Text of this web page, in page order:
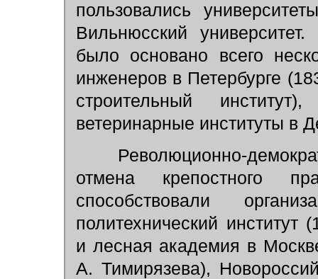
пользовались
Вильнюсский
было основано всего
инженеров в Петербурге
строительный
ветеринарные институты в
Революционно-
отмена крепостного
способствовали
политехнический институт
и лесная академия в
А. Тимирязева),